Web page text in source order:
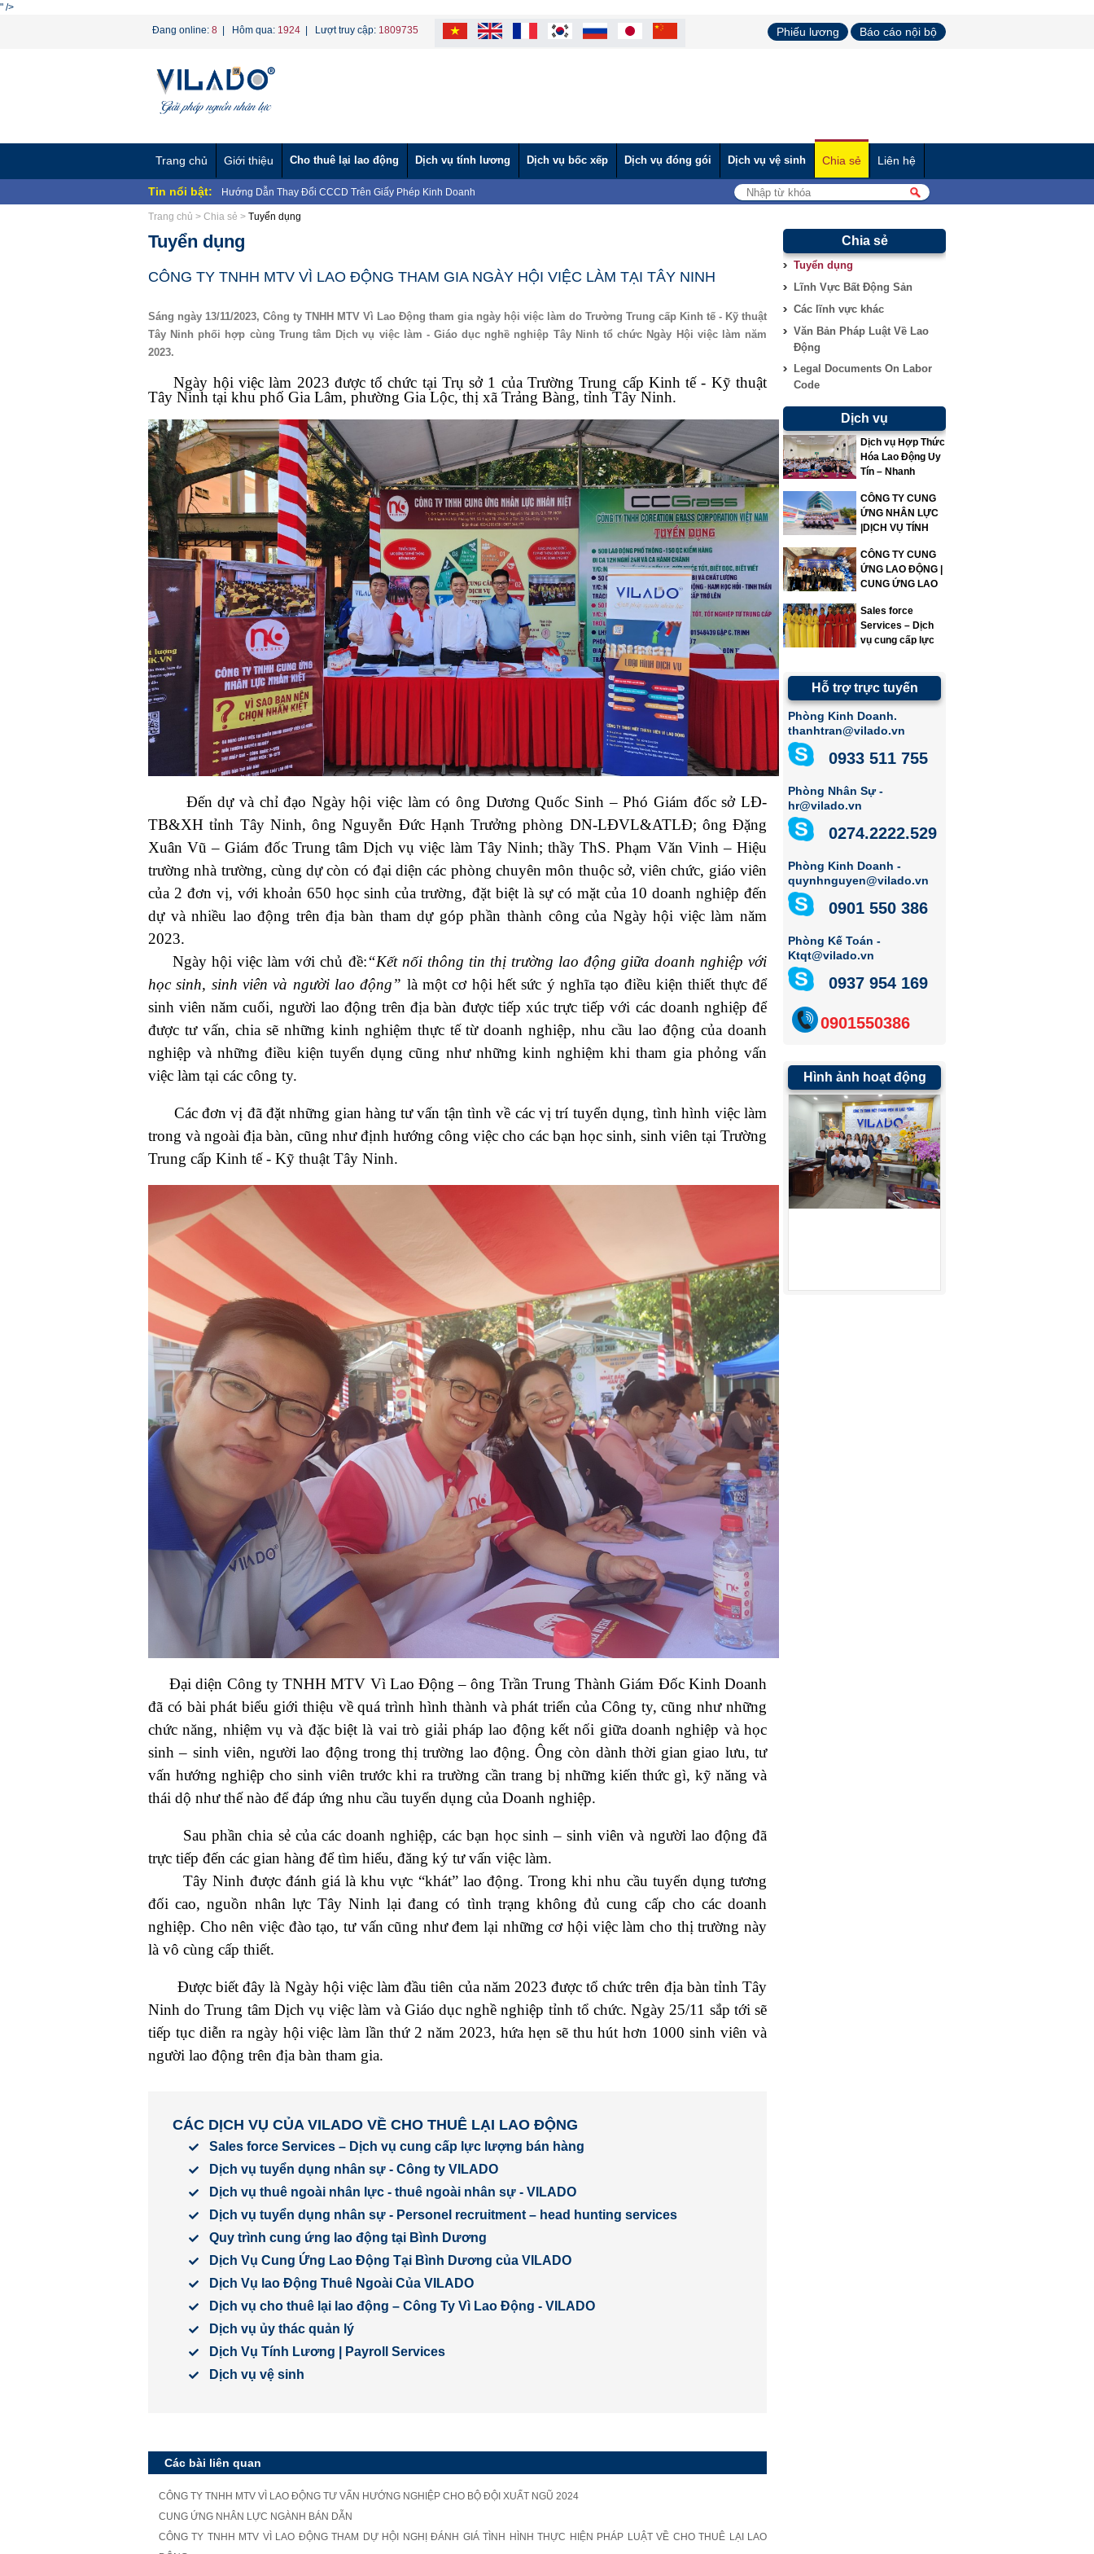
" />
Đang online: 8 | Hôm qua: 1924 | Lượt truy cập: 1809735 Phiếu lương Báo cáo nội bộ
Trang chủ Giới thiệu Cho thuê lại lao động Dịch vụ tính lương Dịch vụ bốc xếp Dịch vụ đóng gói Dịch vụ vệ sinh Chia sẻ Liên hệ
Tin nổi bật: Hướng Dẫn Thay Đổi CCCD Trên Giấy Phép Kinh Doanh
BAN CHẤP HÀNH CÔNG ĐOÀN VÀ CÔNG TY TNHH MTV VÌ LAO ĐỘNG TẶNG BÁNH TRUNG THU CHO
Chương trình "Giọt nước nghĩa tình" hỗ trợ nước ngọt cho người dân vùng hạn mặn.
CÔNG TY TNHH MTV VÌ LAO ĐỘNG TƯ VẤN HƯỚNG NGHIỆP CHO BỘ ĐỘI XUẤT NGŨ 2024
CÔNG TY TNHH MTV VÌ LAO ĐỘNG THAM DỰ HỘI NGHỊ ĐÁNH GIÁ TÌNH HÌNH THỰC HIỆN PHÁP LUẬT
CÔNG TY TNHH MTV VÌ LAO ĐỘNG THAM GIA NGÀY HỘI VIỆC LÀM TẠI TÂY NINH
Phương án tinh gọn bộ máy Bộ Giáo dục và Đào tạo theo Báo cáo 219
Trang chủ > Chia sẻ > Tuyển dụng
Tuyển dụng
CÔNG TY TNHH MTV VÌ LAO ĐỘNG THAM GIA NGÀY HỘI VIỆC LÀM TẠI TÂY NINH
Sáng ngày 13/11/2023, Công ty TNHH MTV Vì Lao Động tham gia ngày hội việc làm do Trường Trung cấp Kinh tế - Kỹ thuật
Tây Ninh phối hợp cùng Trung tâm Dịch vụ việc làm - Giáo dục nghề nghiệp Tây Ninh tổ chức Ngày Hội việc làm năm
2023.
Ngày hội việc làm 2023 được tổ chức tại Trụ sở 1 của Trường Trung cấp Kinh tế - Kỹ thuật
Tây Ninh tại khu phố Gia Lâm, phường Gia Lộc, thị xã Trảng Bàng, tỉnh Tây Ninh.
Đến dự và chỉ đạo Ngày hội việc làm có ông Dương Quốc Sinh – Phó Giám đốc sở LĐ-
TB&XH tỉnh Tây Ninh, ông Nguyễn Đức Hạnh Trưởng phòng DN-LĐVL&ATLĐ; ông Đặng
Xuân Vũ – Giám đốc Trung tâm Dịch vụ việc làm Tây Ninh; thầy ThS. Phạm Văn Vinh – Hiệu
trường nhà trường, cùng dự còn có đại diện các phòng chuyên môn thuộc sở, viên chức, giáo viên
của 2 đơn vị, với khoản 650 học sinh của trường, đặt biệt là sự có mặt của 10 doanh nghiệp đến
dự và nhiều lao động trên địa bàn tham dự góp phần thành công của Ngày hội việc làm năm
2023.
Ngày hội việc làm với chủ đề:“Kết nối thông tin thị trường lao động giữa doanh nghiệp với
học sinh, sinh viên và người lao động” là một cơ hội hết sức ý nghĩa tạo điều kiện thiết thực để
sinh viên năm cuối, người lao động trên địa bàn được tiếp xúc trực tiếp với các doanh nghiệp để
được tư vấn, chia sẽ những kinh nghiệm thực tế từ doanh nghiệp, nhu cầu lao động của doanh
nghiệp và những điều kiện tuyển dụng cũng như những kinh nghiệm khi tham gia phỏng vấn
việc làm tại các công ty.
Các đơn vị đã đặt những gian hàng tư vấn tận tình về các vị trí tuyển dụng, tình hình việc làm
trong và ngoài địa bàn, cũng như định hướng công việc cho các bạn học sinh, sinh viên tại Trường
Trung cấp Kinh tế - Kỹ thuật Tây Ninh.
Đại diện Công ty TNHH MTV Vì Lao Động – ông Trần Trung Thành Giám Đốc Kinh Doanh
đã có bài phát biểu giới thiệu về quá trình hình thành và phát triển của Công ty, cũng như những
chức năng, nhiệm vụ và đặc biệt là vai trò giải pháp lao động kết nối giữa doanh nghiệp và học
sinh – sinh viên, người lao động trong thị trường lao động. Ông còn dành thời gian giao lưu, tư
vấn hướng nghiệp cho sinh viên trước khi ra trường cần trang bị những kiến thức gì, kỹ năng và
thái dộ như thế nào để đáp ứng nhu cầu tuyển dụng của Doanh nghiệp.
Sau phần chia sẻ của các doanh nghiệp, các bạn học sinh – sinh viên và người lao động đã
trực tiếp đến các gian hàng để tìm hiểu, đăng ký tư vấn việc làm.
Tây Ninh được đánh giá là khu vực “khát” lao động. Trong khi nhu cầu tuyển dụng tương
đối cao, nguồn nhân lực Tây Ninh lại đang có tình trạng không đủ cung cấp cho các doanh
nghiệp. Cho nên việc đào tạo, tư vấn cũng như đem lại những cơ hội việc làm cho thị trường này
là vô cùng cấp thiết.
Được biết đây là Ngày hội việc làm đầu tiên của năm 2023 được tổ chức trên địa bàn tỉnh Tây
Ninh do Trung tâm Dịch vụ việc làm và Giáo dục nghề nghiệp tỉnh tổ chức. Ngày 25/11 sắp tới sẽ
tiếp tục diễn ra ngày hội việc làm lần thứ 2 năm 2023, hứa hẹn sẽ thu hút hơn 1000 sinh viên và
người lao động trên địa bàn tham gia.
CÁC DỊCH VỤ CỦA VILADO VỀ CHO THUÊ LẠI LAO ĐỘNG
Sales force Services – Dịch vụ cung cấp lực lượng bán hàng
Dịch vụ tuyển dụng nhân sự - Công ty VILADO
Dịch vụ thuê ngoài nhân lực - thuê ngoài nhân sự - VILADO
Dịch vụ tuyển dụng nhân sự - Personel recruitment – head hunting services
Quy trình cung ứng lao động tại Bình Dương
Dịch Vụ Cung Ứng Lao Động Tại Bình Dương của VILADO
Dịch Vụ lao Động Thuê Ngoài Của VILADO
Dịch vụ cho thuê lại lao động – Công Ty Vì Lao Động - VILADO
Dịch vụ ủy thác quản lý
Dịch Vụ Tính Lương | Payroll Services
Dịch vụ vệ sinh
Các bài liên quan
CÔNG TY TNHH MTV VÌ LAO ĐỘNG TƯ VẤN HƯỚNG NGHIỆP CHO BỘ ĐỘI XUẤT NGŨ 2024
CUNG ỨNG NHÂN LỰC NGÀNH BÁN DẪN
CÔNG TY TNHH MTV VÌ LAO ĐỘNG THAM DỰ HỘI NGHỊ ĐÁNH GIÁ TÌNH HÌNH THỰC HIỆN PHÁP LUẬT VỀ CHO THUÊ LẠI LAO
Chia sẻ
Tuyển dụng
Lĩnh Vực Bất Động Sản
Các lĩnh vực khác
Văn Bản Pháp Luật Về Lao
Động
Legal Documents On Labor
Code
Dịch vụ
Dịch vụ Hợp Thức
Hóa Lao Động Uy
Tín – Nhanh
Quy Định | Vì Lao
Động
CÔNG TY CUNG
ỨNG NHÂN LỰC
|DỊCH VỤ TÍNH
CÔNG TY CUNG
ỨNG LAO ĐỘNG |
CUNG ỨNG LAO
Sales force
Services – Dịch
vụ cung cấp lực
Hỗ trợ trực tuyến
Phòng Kinh Doanh.
thanhtran@vilado.vn
0933 511 755
Phòng Nhân Sự -
hr@vilado.vn
0274.2222.529
Phòng Kinh Doanh -
quynhnguyen@vilado.vn
0901 550 386
Phòng Kế Toán -
Ktqt@vilado.vn
0937 954 169
0901550386
Hình ảnh hoạt động